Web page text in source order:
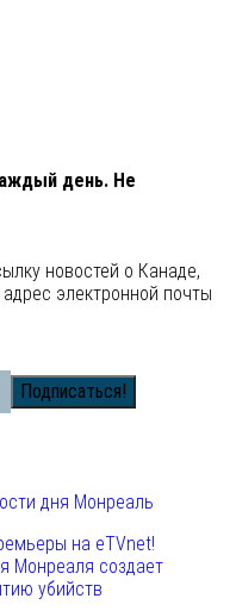
день. Не
новостей о Канаде,
дня Монреаль
на eTVnet!
Монреаля создает
убийств